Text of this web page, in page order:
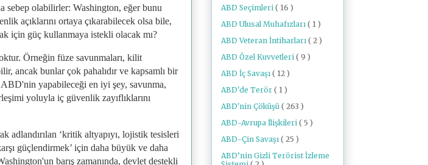
sebep olabilirler: Washington, eğer bunu
açıklarını ortaya çıkarabilecek olsa bile,
için güç kullanmaya istekli olacak mı?
Örneğin füze savunmaları, kilit
ancak bunlar çok pahalıdır ve kapsamlı bir
yapabileceği en iyi şey, savunma,
yoluyla iç güvenlik zayıflıklarını
adlandırılan ‘kritik altyapıyı, lojistik tesisleri
güçlendirmek’ için daha büyük ve daha
barış zamanında, devlet destekli
ABD Seçimleri ( 16 )
ABD Ulusal Muhafızları ( 1 )
ABD Veteran İntiharları ( 2 )
ABD Özel Kuvvetleri ( 9 )
ABD İç Savaşı ( 12 )
ABD'de Terör ( 1 )
ABD'nin Çöküşü ( 263 )
ABD-Avrupa İlişkileri ( 5 )
ABD-Çin Savaşı ( 25 )
ABD’nin Gizli Terörist İzleme